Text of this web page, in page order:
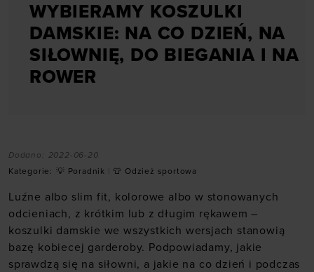
WYBIERAMY KOSZULKI
DAMSKIE: NA CO DZIEŃ, NA
SIŁOWNIĘ, DO BIEGANIA I NA
ROWER
Dodano: 2022-06-20
Kategorie: 💡 Poradnik 👕 Odzież sportowa
Luźne albo slim fit, kolorowe albo w stonowanych
odcieniach, z krótkim lub z długim rękawem –
koszulki damskie we wszystkich wersjach stanowią
bazę kobiecej garderoby. Podpowiadamy, jakie
sprawdzą się na siłowni, a jakie na co dzień i podczas